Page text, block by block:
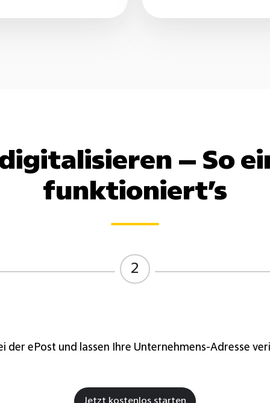
– So
funktioniert’s
2
der ePost und lassen Ihre Unternehmens-Adresse